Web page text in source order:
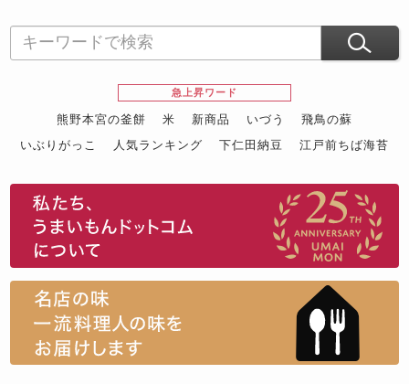
急上昇ワード
熊野本宮の釜餅 米 新商品 いづう
飛鳥の蘇
いぶりがっこ
人気ランキング 下仁田納豆
江戸前ちば海苔